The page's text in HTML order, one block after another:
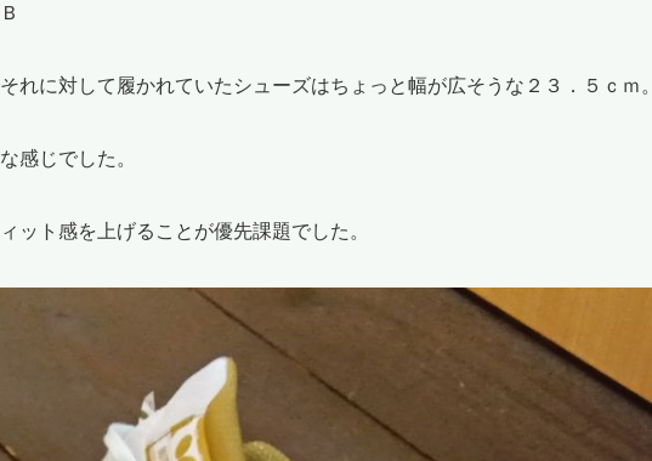
れに対して履かれていたシューズはちょっと幅が広そうな２３．５ｃｍ。
感じでした。
ット感を上げることが優先課題でした。